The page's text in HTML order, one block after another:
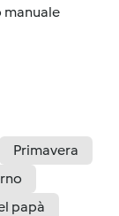
manuale
Primavera
papà